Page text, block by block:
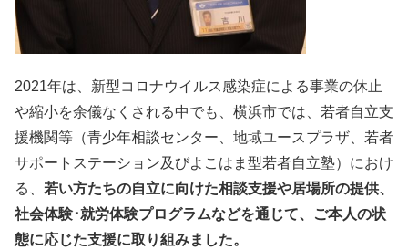
2021年は、新型コロナウイルス感染症による事業の休止
や縮小を余儀なくされる中でも、横浜市では、若者自立支
援機関等（青少年相談センター、地域ユースプラザ、若者
サポートステーション及びよこはま型若者自立塾）におけ
る、 若い方たちの自立に向けた相談支援や居場所の提供、
社会体験･就労体験プログラムなどを通じて、ご本人の状
態に応じた支援に取り組みました。